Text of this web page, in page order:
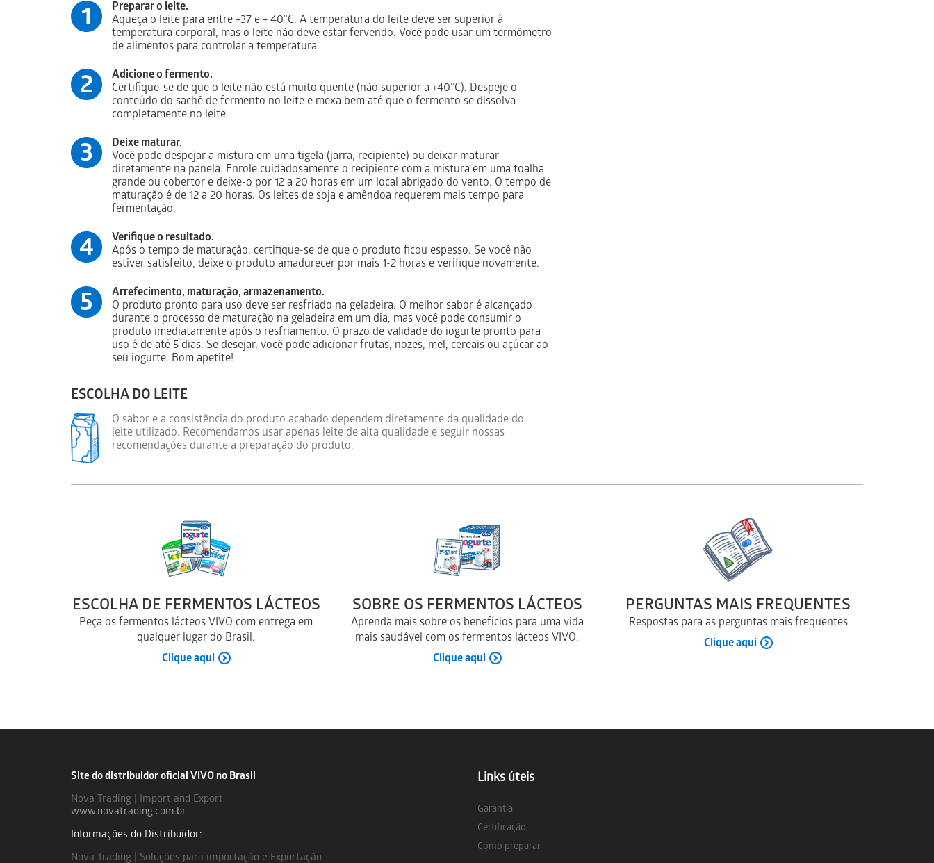
1
Preparar o leite.
Aqueça o leite para entre +37 e + 40°С. A temperatura do leite deve ser superior à
temperatura corporal, mas o leite não deve estar fervendo. Você pode usar um termômetro
de alimentos para controlar a temperatura.
2
Adicione o fermento.
Certifique-se de que o leite não está muito quente (não superior a +40°C). Despeje o
conteúdo do sachê de fermento no leite e mexa bem até que o fermento se dissolva
completamente no leite.
3
Deixe maturar.
Você pode despejar a mistura em uma tigela (jarra, recipiente) ou deixar maturar
diretamente na panela. Enrole cuidadosamente o recipiente com a mistura em uma toalha
grande ou cobertor e deixe-o por 12 a 20 horas em um local abrigado do vento. O tempo de
maturação é de 12 a 20 horas. Os leites de soja e amêndoa requerem mais tempo para
fermentação.
4
Verifique o resultado.
Após o tempo de maturação, certifique-se de que o produto ficou espesso. Se você não
estiver satisfeito, deixe o produto amadurecer por mais 1-2 horas e verifique novamente.
5
Arrefecimento, maturação, armazenamento.
O produto pronto para uso deve ser resfriado na geladeira. O melhor sabor é alcançado
durante o processo de maturação na geladeira em um dia, mas você pode consumir o
produto imediatamente após o resfriamento. O prazo de validade do iogurte pronto para
uso é de até 5 dias. Se desejar, você pode adicionar frutas, nozes, mel, cereais ou açúcar ao
seu iogurte. Bom apetite!
ESCOLHA DO LEITE
O sabor e a consistência do produto acabado dependem diretamente da qualidade do
leite utilizado. Recomendamos usar apenas leite de alta qualidade e seguir nossas
recomendações durante a preparação do produto.
ESCOLHA DE FERMENTOS LÁCTEOS
Peça os fermentos lácteos VIVO com entrega em
qualquer lugar do Brasil.
Clique aqui
SOBRE OS FERMENTOS LÁCTEOS
Aprenda mais sobre os benefícios para uma vida
mais saudável com os fermentos lácteos VIVO.
Clique aqui
PERGUNTAS MAIS FREQUENTES
Respostas para as perguntas mais frequentes
Clique aqui
Site do distribuidor oficial VIVO no Brasil
Nova Trading | Import and Export
www.novatrading.com.br
Informações do Distribuidor:
Nova Trading | Soluções para importação e Exportação
Links úteis
Garantia
Certificação
Como preparar